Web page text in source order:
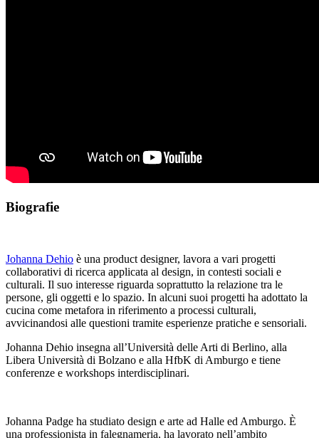
Biografie
Johanna Dehio è una product designer, lavora a vari progetti
collaborativi di ricerca applicata al design, in contesti sociali e
culturali. Il suo interesse riguarda soprattutto la relazione tra le
persone, gli oggetti e lo spazio. In alcuni suoi progetti ha adottato la
cucina come metafora in riferimento a processi culturali,
avvicinandosi alle questioni tramite esperienze pratiche e sensoriali.
Johanna Dehio insegna all’Università delle Arti di Berlino, alla
Libera Università di Bolzano e alla HfbK di Amburgo e tiene
conferenze e workshops interdisciplinari.
Johanna Padge ha studiato design e arte ad Halle ed Amburgo. È
una professionista in falegnameria, ha lavorato nell’ambito